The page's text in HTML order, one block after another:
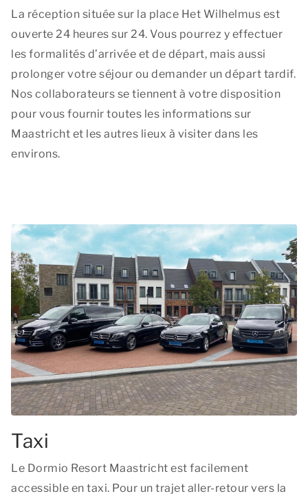
La réception située sur la place Het Wilhelmus est
ouverte 24 heures sur 24. Vous pourrez y effectuer
les formalités d’arrivée et de départ, mais aussi
prolonger votre séjour ou demander un départ tardif.
Nos collaborateurs se tiennent à votre disposition
pour vous fournir toutes les informations sur
Maastricht et les autres lieux à visiter dans les
environs.
Taxi
Le Dormio Resort Maastricht est facilement
accessible en taxi. Pour un trajet aller-retour vers la